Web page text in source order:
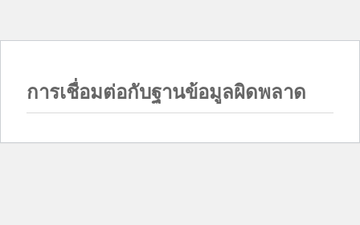
การเชื่อมต่อกับฐานข้อมูลผิดพลาด